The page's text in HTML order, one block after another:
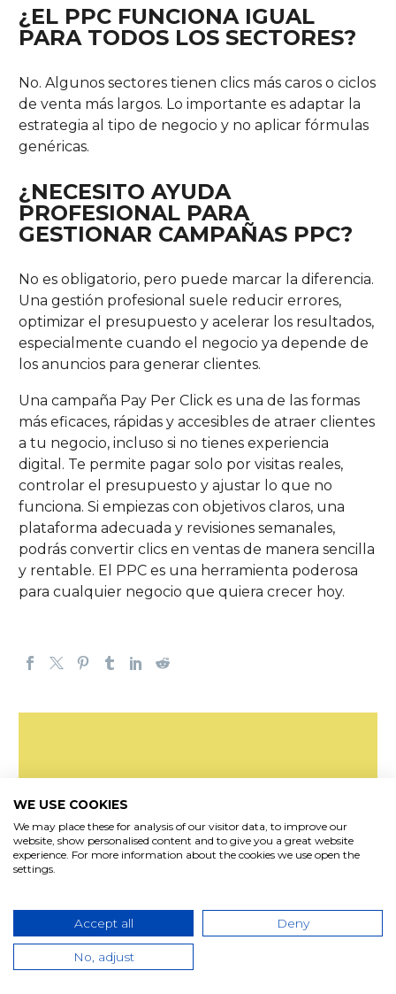
¿EL PPC FUNCIONA IGUAL
PARA TODOS LOS SECTORES?
No. Algunos sectores tienen clics más caros o ciclos
de venta más largos. Lo importante es adaptar la
estrategia al tipo de negocio y no aplicar fórmulas
genéricas.
¿NECESITO AYUDA
PROFESIONAL PARA
GESTIONAR CAMPAÑAS PPC?
No es obligatorio, pero puede marcar la diferencia.
Una gestión profesional suele reducir errores,
optimizar el presupuesto y acelerar los resultados,
especialmente cuando el negocio ya depende de
los anuncios para generar clientes.
Una campaña Pay Per Click es una de las formas
más eficaces, rápidas y accesibles de atraer clientes
a tu negocio, incluso si no tienes experiencia
digital. Te permite pagar solo por visitas reales,
controlar el presupuesto y ajustar lo que no
funciona. Si empiezas con objetivos claros, una
plataforma adecuada y revisiones semanales,
podrás convertir clics en ventas de manera sencilla
y rentable. El PPC es una herramienta poderosa
para cualquier negocio que quiera crecer hoy.
¿TE GUSTA LO QUE
ESTÁS LEYENDO?
¡SUSCRÍBETE A
WE USE COOKIES
We may place these for analysis of our visitor data, to improve our
website, show personalised content and to give you a great website
experience. For more information about the cookies we use open the
settings.
Accept all Deny
No, adjust